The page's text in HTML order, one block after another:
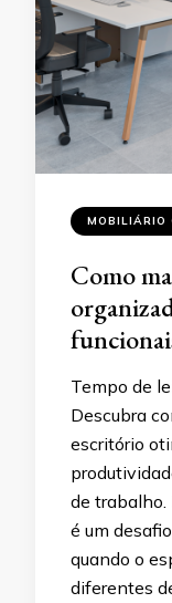
MOBILIÁRIO
Como
Tempo de
Descubra
escritório
de trabalho.
é um
quando o
diferentes